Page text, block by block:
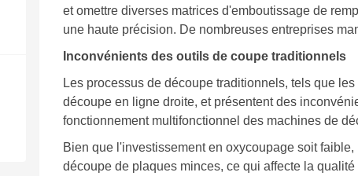
et omettre diverses matrices d'emboutissage de
une haute précision. De nombreuses entreprises
Inconvénients des outils de coupe traditionnels
Les processus de découpe traditionnels, tels que
découpe en ligne droite, et présentent des
fonctionnement multifonctionnel des machines de
Bien que l'investissement en oxycoupage soit
découpe de plaques minces, ce qui affecte la